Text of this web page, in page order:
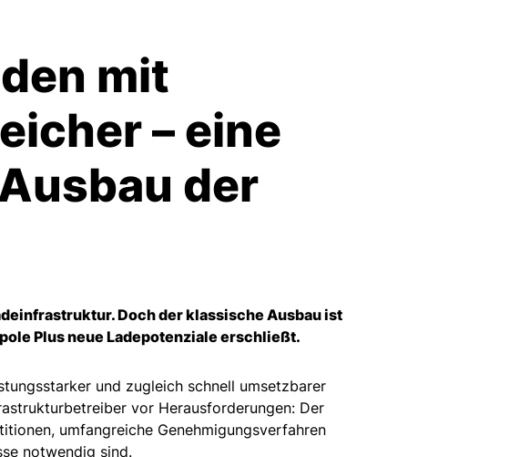
mit
– eine
der
Doch der klassische Ausbau ist
Plus neue Ladepotenziale erschließt.
und zugleich schnell umsetzbarer
vor Herausforderungen: Der
umfangreiche Genehmigungsverfahren
notwendig sind.